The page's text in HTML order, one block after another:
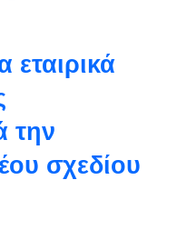
την
σχεδίου